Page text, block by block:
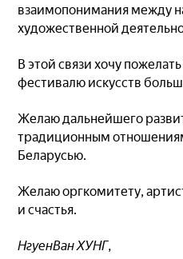
взаимопонимания между
художественной
В этой связи хочу
фестивалю искусств
Желаю дальнейшего
традиционным
Беларусью.
Желаю оргкомитету,
и счастья.
НгуенВан ХУНГ,